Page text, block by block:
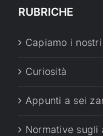
RUBRICHE
Capiamo i
Curiosità
Appunti a sei
Normative sugli